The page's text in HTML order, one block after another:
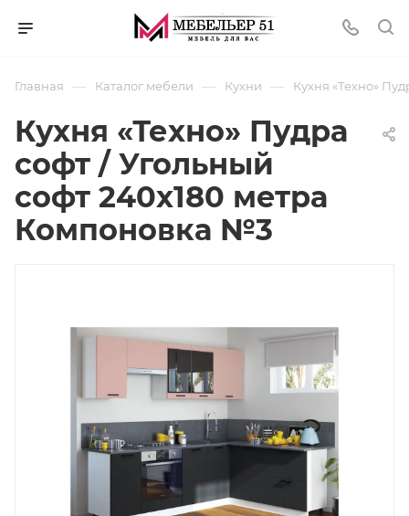
Главная — Каталог мебели — Кухни — Кухня «Техно»
Кухня «Техно» Пудра
софт / Угольный
софт 240х180 метра
Компоновка №3